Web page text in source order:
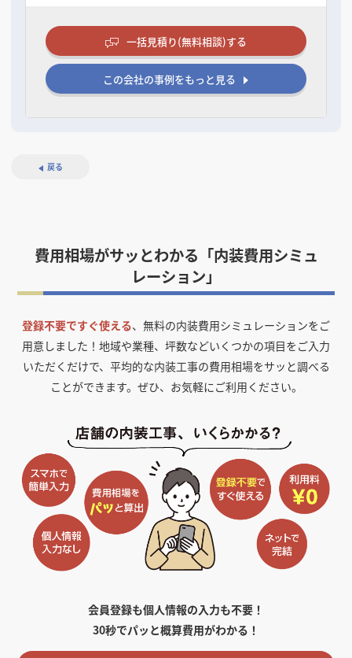
一括見積り(無料相談)する
この会社の事例をもっと見る
戻る
費用相場がサッとわかる「内装費用シミュ
レーション」
登録不要ですぐ使える、無料の内装費用シミュレーションをご
用意しました！ 地域や業種、坪数などいくつかの項目をご入力
いただくだけで、平均的な内装工事の費用相場をサッと調べる
ことができます。ぜひ、お気軽にご利用ください。
会員登録も個人情報の入力も不要！
30秒でパッと概算費用がわかる！